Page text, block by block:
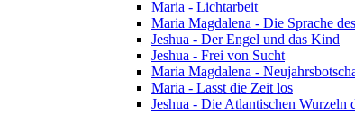
Maria - Lichtarbeit
Maria Magdalena - Die Sprache
Jeshua - Der Engel und das Kind
Jeshua - Frei von Sucht
Maria Magdalena -
Maria - Lasst die Zeit los
Jeshua - Die Atlantischen Wurzeln